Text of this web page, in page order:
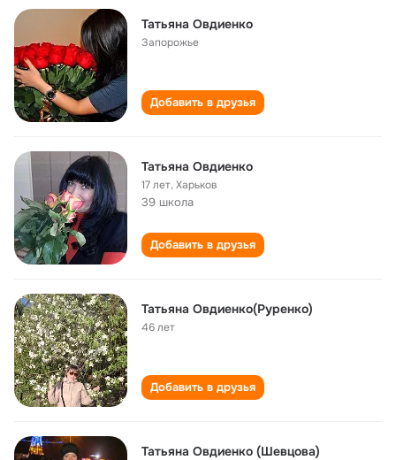
Татьяна Овдиенко
Запорожье
Добавить в друзья
Татьяна Овдиенко
17 лет,Харьков
39 школа
Добавить в друзья
Татьяна Овдиенко(Руренко)
46 лет
Добавить в друзья
Татьяна Овдиенко (Шевцова)